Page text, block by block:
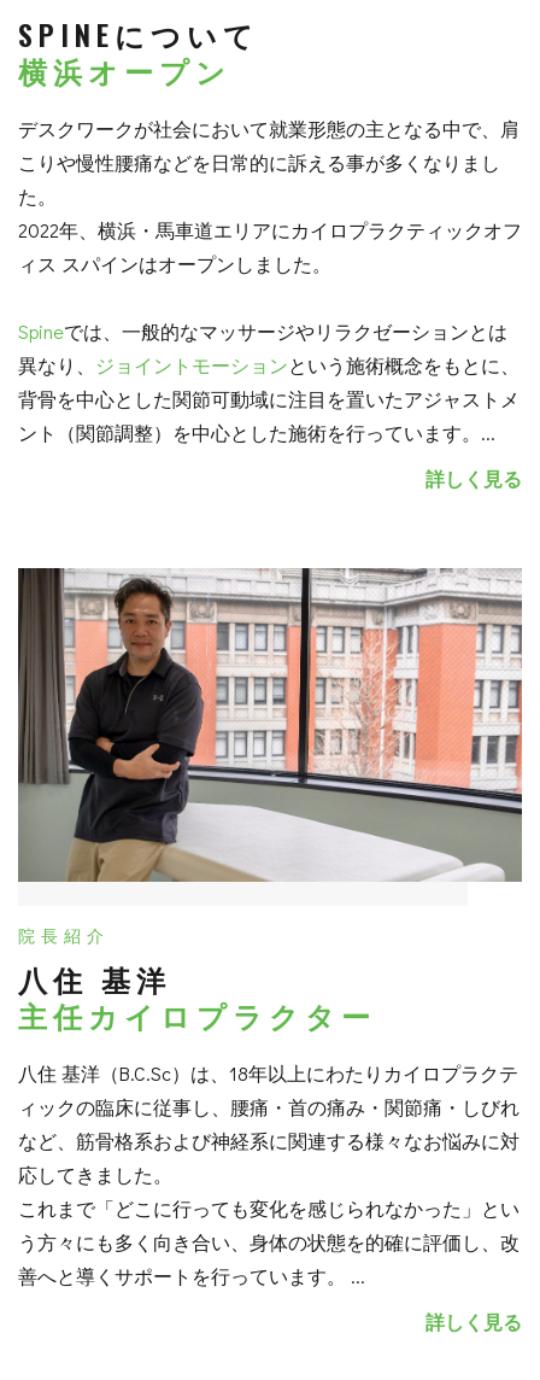
SPINEについて
横浜オープン
デスクワークが社会において就業形態の主となる中で、肩
こりや慢性腰痛などを日常的に訴える事が多くなりまし
た。
2022年、横浜・馬車道エリアにカイロプラクティックオフ
ィス スパインはオープンしました。
Spineでは、一般的なマッサージやリラクゼーションとは
異なり、 ジョイントモーションという施術概念をもとに、
背骨を中心とした関節可動域に注目を置いたアジャストメ
ント（関節調整）を中心とした施術を行っています。 ...
詳しく見る
院長紹介
八住 基洋
主任カイロプラクター
八住 基洋（B.C.Sc）は、18年以上にわたりカイロプラクテ
ィックの臨床に従事し、腰痛・首の痛み・関節痛・しびれ
など、筋骨格系および神経系に関連する様々なお悩みに対
応してきました。
これまで「どこに行っても変化を感じられなかった」とい
う方々にも多く向き合い、身体の状態を的確に評価し、改
善へと導くサポートを行っています。 ...
詳しく見る